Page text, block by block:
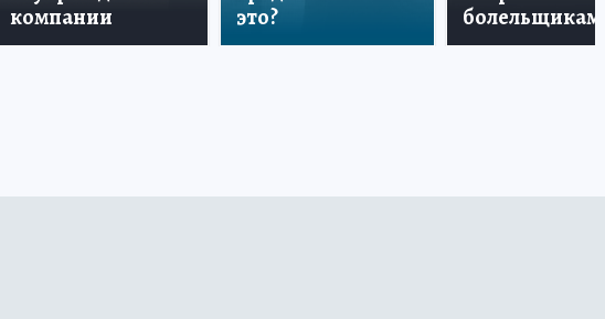
компании
это?
болельщикам